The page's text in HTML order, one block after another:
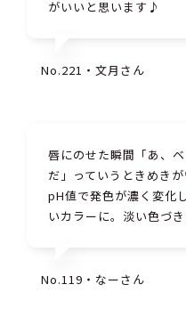
がいいと思います♪
No.221・文月さん
唇にのせた瞬間「あ、
だ」っていうときめき
pH値で発色が濃く変化
いカラーに。淡い色づ
No.119・なーさん